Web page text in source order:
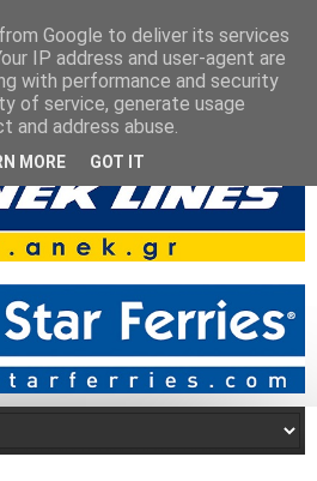
Google to deliver its services
IP address and user-agent are
with performance and security
of service, generate usage
address abuse.
MORE GOT IT